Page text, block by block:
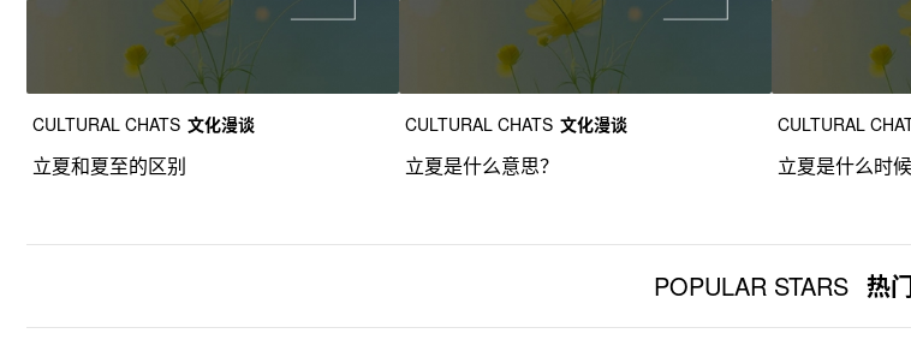
CULTURAL CHATS 文化漫谈
立夏和夏至的区别
CULTURAL CHATS 文化漫谈
立夏是什么意思？
CULTURAL
立夏是什么时候
POPULAR STARS 热